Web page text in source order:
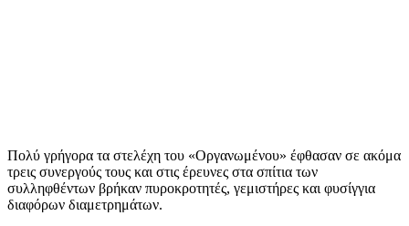
Πολύ γρήγορα τα στελέχη του «Οργανωμένου» έφθασαν σε ακόμα
τρεις συνεργούς τους και στις έρευνες στα σπίτια των
συλληφθέντων βρήκαν πυροκροτητές, γεμιστήρες και φυσίγγια
διαφόρων διαμετρημάτων.